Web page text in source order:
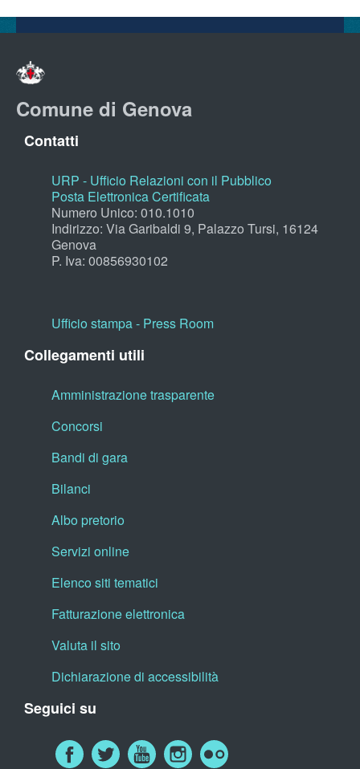
Comune di Genova
Contatti
URP - Ufficio Relazioni con il Pubblico
Posta Elettronica Certificata
Numero Unico: 010.1010
Indirizzo: Via Garibaldi 9, Palazzo Tursi, 16124
Genova
P. Iva: 00856930102
Ufficio stampa - Press Room
Collegamenti utili
Amministrazione trasparente
Concorsi
Bandi di gara
Bilanci
Albo pretorio
Servizi online
Elenco siti tematici
Fatturazione elettronica
Valuta il sito
Dichiarazione di accessibilità
Seguici su